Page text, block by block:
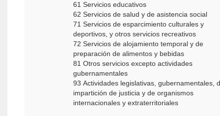
61 Servicios educativos
62 Servicios de salud y de asistencia social
71 Servicios de esparcimiento culturales y
deportivos, y otros servicios recreativos
72 Servicios de alojamiento temporal y de
preparación de alimentos y bebidas
81 Otros servicios excepto actividades
gubernamentales
93 Actividades legislativas, gubernamentales, de
impartición de justicia y de organismos
internacionales y extraterritoriales